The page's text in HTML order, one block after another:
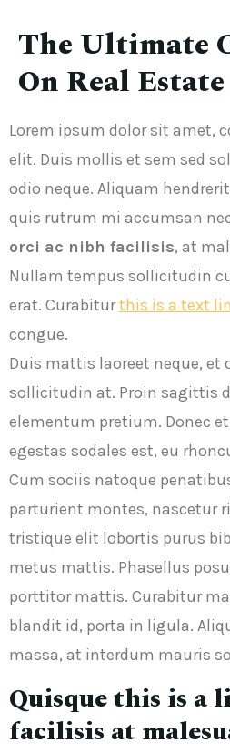
The Ultimate
On Real Estate
Lorem ipsum dolor sit amet,
elit. Duis mollis et sem sed
odio neque. Aliquam
quis rutrum mi accumsan
orci ac nibh facilisis, at
Nullam tempus sollicitudin
erat. Curabiturthis is a text
congue.
Duis mattis laoreet neque, et
sollicitudin at. Proin sagittis
elementum pretium. Donec
egestas sodales est, eu
Cum sociis natoque
parturient montes, nascetur
tristique elit lobortis purus
metus mattis. Phasellus
porttitor mattis. Curabitur
blandit id, porta in ligula.
massa, at interdum mauris
Quisque this is a
facilisis at